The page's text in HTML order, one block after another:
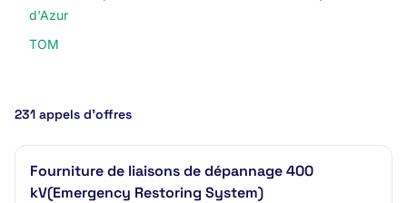
d'Azur
TOM
231 appels d’offres
Fourniture de liaisons de dépannage 400
kV(Emergency Restoring System)